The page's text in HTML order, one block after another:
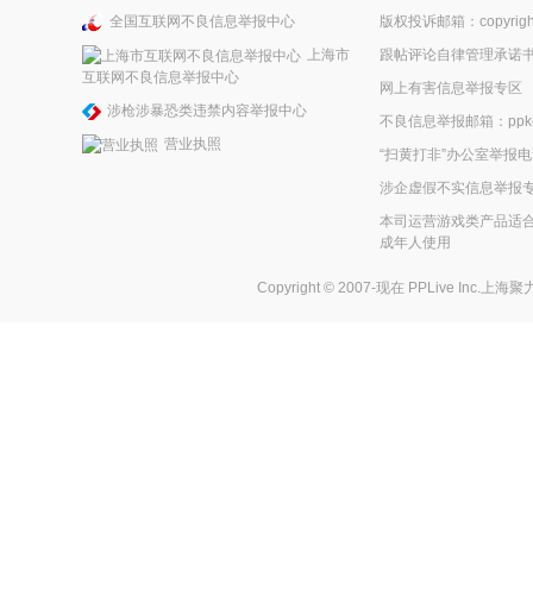
全国互联网不良信息举报中心
上海市
互联网不良信息举报中心
涉枪涉暴恐类违禁内容举报中心
营业执照
版权投诉邮箱：
跟帖评论自律管理承诺
网上有害信息举报专区
不良信息举报邮箱：
“扫黄打非”办公室举报
涉企虚假不实信息举报
本司运营游戏类产品适
成年人使用
Copyright © 2007-现在 PPLive Inc.上海聚